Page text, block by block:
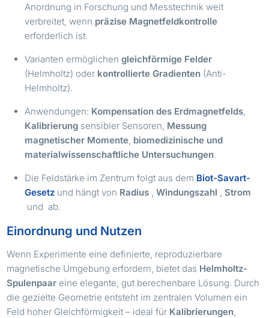
Anordnung in Forschung und Messtechnik weit
verbreitet, wenn präzise Magnetfeldkontrolle
erforderlich ist.
Varianten ermöglichengleichförmige Felder
(Helmholtz) oder kontrollierte Gradienten (Anti-
Helmholtz).
Anwendungen: Kompensation des Erdmagnetfelds
Kalibrierung sensibler Sensoren, Messung
magnetischer Momente biomedizinische und
materialwissenschaftliche Untersuchungen.
Die Feldstärke im Zentrum folgt aus dem Biot-Savart-
Gesetz und hängt von Radius R
,Windungszahl N
,Strom
Iund μ0
ab.
Einordnung und Nutzen
Wenn Experimente eine definierte, reproduzierbare
magnetische Umgebung erfordern, bietet das Helmholtz-
Spulenpaar eine elegante, gut berechenbare Lösung. Durch
die gezielte Geometrie entsteht im zentralen Volumen ein
Feld hoher Gleichförmigkeit – ideal für Kalibrierungen